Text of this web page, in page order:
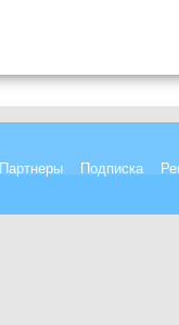
Партнеры Подписка